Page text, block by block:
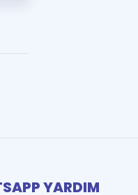
YARDIM